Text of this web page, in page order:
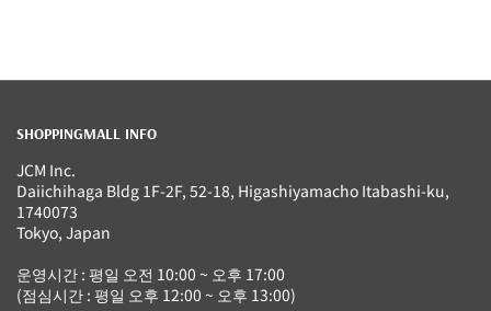
SHOPPINGMALL INFO
JCM Inc.
Daiichihaga Bldg 1F-2F, 52-18, Higashiyamacho Itabashi-ku,
1740073
Tokyo, Japan
운영시간 : 평일 오전 10:00 ~ 오후 17:00
(점심시간 : 평일 오후 12:00 ~ 오후 13:00)